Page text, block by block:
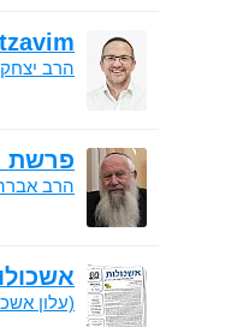
הרב
פרשת
הרב
אשכולות 349 #
(עלון